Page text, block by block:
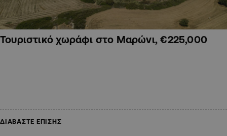
Τουριστικό χωράφι στο Μαρώνι, €225,000
ΔΙΑΒΑΣΤΕ ΕΠΙΣΗΣ